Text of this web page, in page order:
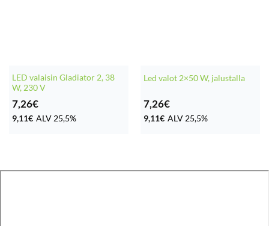
LED valaisin Gladiator 2, 38
W, 230 V
7,26€
9,11€ ALV 25,5%
Led valot 2×50 W, jalustalla
7,26€
9,11€ ALV 25,5%